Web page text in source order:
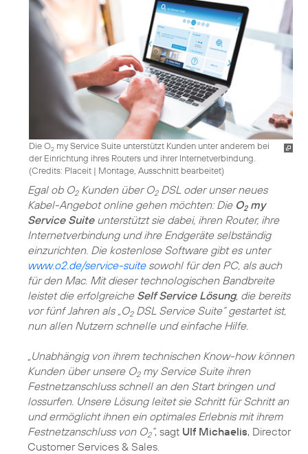
Die O2 my Service Suite unterstützt Kunden unter anderem bei
der Einrichtung ihres Routers und ihrer Internetverbindung.
(Credits: Placeit | Montage, Ausschnitt bearbeitet)
Egal ob O2Kunden über O2DSL oder unser neues
Kabel-Angebot online gehen möchten: Die O2my
Service Suiteunterstützt sie dabei, ihren Router, ihre
Internetverbindung und ihre Endgeräte selbständig
einzurichten. Die kostenlose Software gibt es unter
www.o2.de/service-suitesowohl für den PC, als auch
für den Mac. Mit dieser technologischen Bandbreite
leistet die erfolgreiche Self Service Lösung, die bereits
vor fünf Jahren als „O2DSL Service Suite“ gestartet ist,
nun allen Nutzern schnelle und einfache Hilfe.
„Unabhängig von ihrem technischen Know-how können
Kunden über unsere O2my Service Suite ihren
Festnetzanschluss schnell an den Start bringen und
lossurfen. Unsere Lösung leitet sie Schritt für Schritt an
und ermöglicht ihnen ein optimales Erlebnis mit ihrem
Festnetzanschluss von O2“, sagt Ulf Michaelis, Director
Customer Services & Sales.